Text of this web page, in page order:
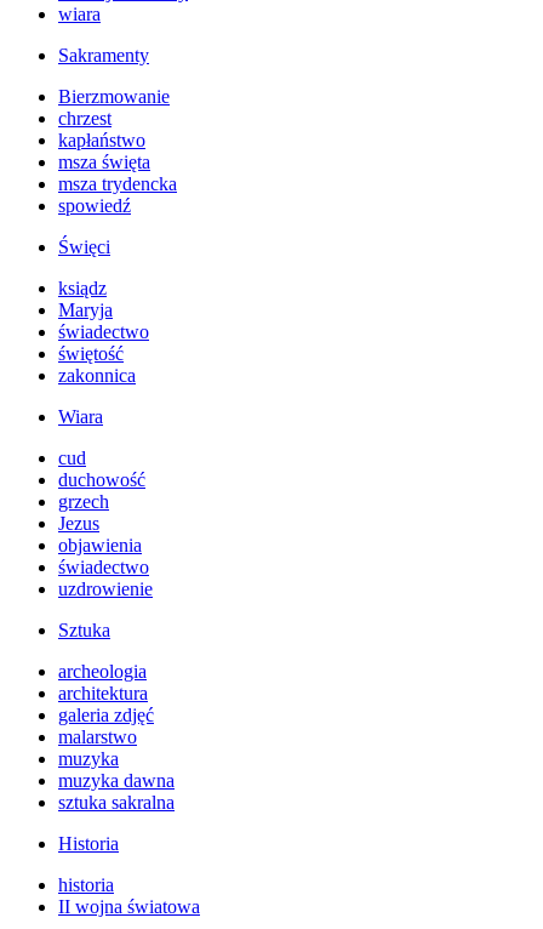
wiara
Sakramenty
Bierzmowanie
chrzest
kapłaństwo
msza święta
msza trydencka
spowiedź
Święci
ksiądz
Maryja
świadectwo
świętość
zakonnica
Wiara
cud
duchowość
grzech
Jezus
objawienia
świadectwo
uzdrowienie
Sztuka
archeologia
architektura
galeria zdjęć
malarstwo
muzyka
muzyka dawna
sztuka sakralna
Historia
historia
II wojna światowa